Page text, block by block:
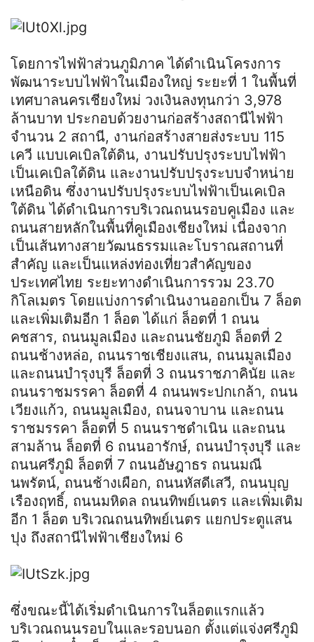
โดยการไฟฟ้าส่วนภูมิภาค ได้ดำเนินโครงการ
พัฒนาระบบไฟฟ้าในเมืองใหญ่ ระยะที่ 1 ในพื้นที่
เทศบาลนครเชียงใหม่ วงเงินลงทุนกว่า 3,978
ล้านบาท ประกอบด้วยงานก่อสร้างสถานีไฟฟ้า
จำนวน 2 สถานี, งานก่อสร้างสายส่งระบบ 115
เควี แบบเคเบิลใต้ดิน, งานปรับปรุงระบบไฟฟ้า
เป็นเคเบิลใต้ดิน และงานปรับปรุงระบบจำหน่าย
เหนือดิน ซึ่งงานปรับปรุงระบบไฟฟ้าเป็นเคเบิล
ใต้ดิน ได้ดำเนินการบริเวณถนนรอบคูเมือง และ
ถนนสายหลักในพื้นที่คูเมืองเชียงใหม่ เนื่องจาก
เป็นเส้นทางสายวัฒนธรรมและโบราณสถานที่
สำคัญ และเป็นแหล่งท่องเที่ยวสำคัญของ
ประเทศไทย ระยะทางดำเนินการรวม 23.70
กิโลเมตร โดยแบ่งการดำเนินงานออกเป็น 7 ล็อต
และเพิ่มเติมอีก 1 ล็อต ได้แก่ ล็อตที่ 1 ถนน
คชสาร, ถนนมูลเมือง และถนนชัยภูมิ ล็อตที่ 2
ถนนช้างหล่อ, ถนนราชเชียงแสน, ถนนมูลเมือง
และถนนบำรุงบุรี ล็อตที่ 3 ถนนราชภาคินัย และ
ถนนราชมรรคา ล็อตที่ 4 ถนนพระปกเกล้า, ถนน
เวียงแก้ว, ถนนมูลเมือง, ถนนจาบาน และถนน
ราชมรรคา ล็อตที่ 5 ถนนราชดำเนิน และถนน
สามล้าน ล็อตที่ 6 ถนนอารักษ์, ถนนบำรุงบุรี และ
ถนนศรีภูมิ ล็อตที่ 7 ถนนอัษฎาธร ถนนมณี
นพรัตน์, ถนนช้างเผือก, ถนนหัสดีเสวี, ถนนบุญ
เรืองฤทธิ์, ถนนมหิดล ถนนทิพย์เนตร และเพิ่มเติม
อีก 1 ล็อต บริเวณถนนทิพย์เนตร แยกประตูแสน
ปุง ถึงสถานีไฟฟ้าเชียงใหม่ 6
ซึ่งขณะนี้ได้เริ่มดำเนินการในล็อตแรกแล้ว
บริเวณถนนรอบในและรอบนอก ตั้งแต่แจ่งศรีภูมิ